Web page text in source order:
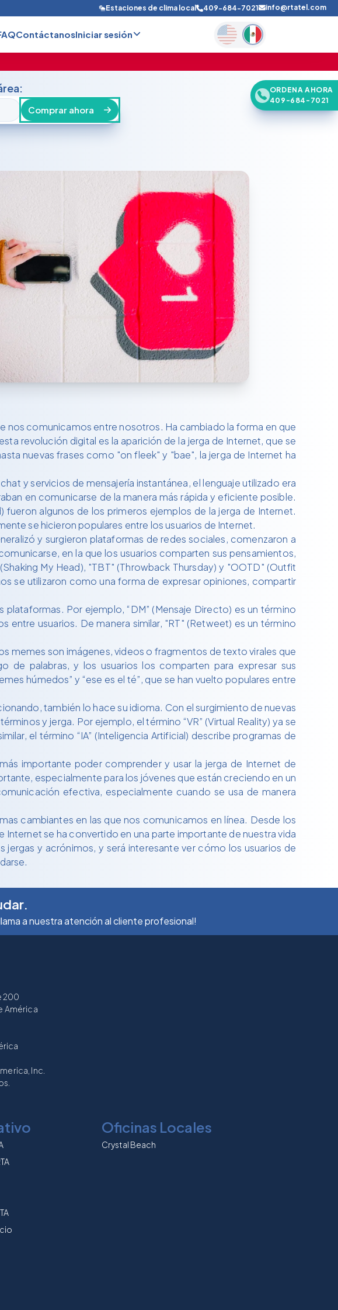
Estaciones de clima local 409-684-7021 info@rtatel.com
ContáctanosIniciar sesión
ORDENA AHORA
409-684-7021
Comprar ahora
nos comunicamos entre nosotros. Ha cambiado la forma en que
revolución digital es la aparición de la jerga de Internet, que se
nuevas frases como "on fleek" y "bae", la jerga de Internet ha
y servicios de mensajería instantánea, el lenguaje utilizado era
en comunicarse de la manera más rápida y eficiente posible.
fueron algunos de los primeros ejemplos de la jerga de Internet.
se hicieron populares entre los usuarios de Internet.
y surgieron plataformas de redes sociales, comenzaron a
en la que los usuarios comparten sus pensamientos,
My Head), "TBT" (Throwback Thursday) y "OOTD" (Outfit
se utilizaron como una forma de expresar opiniones, compartir
Por ejemplo, “DM” (Mensaje Directo) es un término
entre usuarios. De manera similar, "RT" (Retweet) es un término
memes son imágenes, videos o fragmentos de texto virales que
de palabras, y los usuarios los comparten para expresar sus
húmedos” y “ese es el té”, que se han vuelto populares entre
también lo hace su idioma. Con el surgimiento de nuevas
y jerga. Por ejemplo, el término “VR” (Virtual Reality) ya se
el término “IA” (Inteligencia Artificial) describe programas de
importante poder comprender y usar la jerga de Internet de
especialmente para los jóvenes que están creciendo en un
efectiva, especialmente cuando se usa de manera
cambiantes en las que nos comunicamos en línea. Desde los
Internet se ha convertido en una parte importante de nuestra vida
y acrónimos, y será interesante ver cómo los usuarios de
a nuestra atención al cliente profesional!
200
América
Inc.
Oficinas Locales
Crystal Beach